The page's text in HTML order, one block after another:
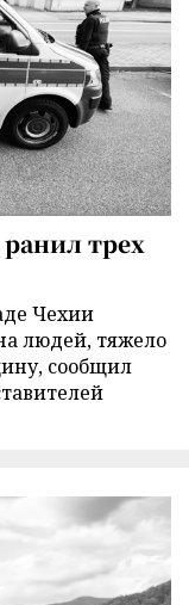
трех
Чехии
людей, тяжело
сообщил